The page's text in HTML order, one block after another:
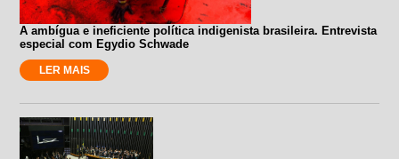
A ambígua e ineficiente política indigenista brasileira. Entrevista
especial com Egydio Schwade
LER MAIS